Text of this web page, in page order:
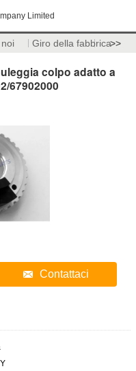
Limited
Giro della fabbrica>>
colpo adatto a
67902000
Contattaci